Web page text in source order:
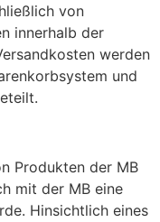
von
innerhalb der
werden
und
Produkten der MB
mit der MB eine
Hinsichtlich eines